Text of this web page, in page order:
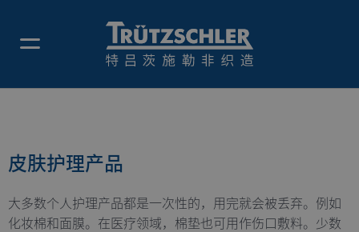
皮肤护理产品
皮肤护理产品
大多数个人护理产品都是一次性的，用完就会被丢弃。例如
化妆棉和面膜。在医疗领域，棉垫也可用作伤口敷料。少数